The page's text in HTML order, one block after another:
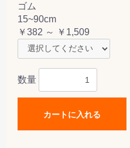
ゴム
15~90cm
￥382 ～ ￥1,509
数量
カートに入れる